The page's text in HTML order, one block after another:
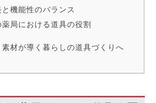
と機能性のバランス
局における道具の役割
材が導く暮らしの道具づくりへ